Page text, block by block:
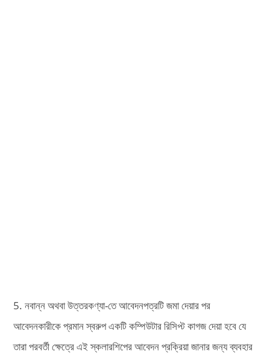
5. নবান্ন অথবা উত্তরকণ্যা-তে আবেদনপত্রটি জমা দেয়ার পর
আবেদনকারীকে প্রমান স্বরুপ একটি কম্পিউটার রিসিপ্ট কাগজ দেয়া হবে যে
তারা পরবর্তী ক্ষেত্রে এই স্কলারশিপের আবেদন প্রক্রিয়া জানার জন্য ব্যবহার